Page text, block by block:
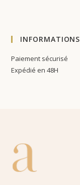
INFORMATIONS
Paiement sécurisé
Expédié en 48H